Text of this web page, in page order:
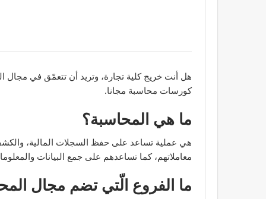
هل أنت خريج كلية تجارة، وتريد أن تتعمّق في مجال
كورسات محاسبة مجانا.
ما هي المحاسبة؟
هي عملية تساعد على حفظ السجلات المالية،
معاملاتهم، كما تساعدهم على جمع البيانات
ما الفروع الّتي تضم مجال